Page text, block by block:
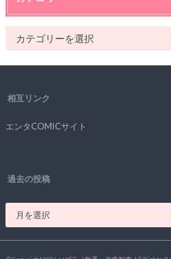
相互リンク
エンタCOMICサイト
過去の投稿